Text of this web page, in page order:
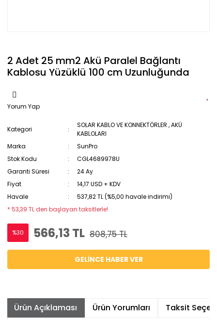
2 Adet 25 mm2 Akü Paralel Bağlantı
Kablosu Yüzüklü 100 cm Uzunluğunda
Yorum Yap
Kategori
SOLAR KABLO VE KONNEKTÖRLER ,AKÜ
KABLOLARI
Marka
SunPro
Stok Kodu
CGL4689978U
Garanti Süresi
24 Ay
Fiyat
14,17 USD + KDV
Havale
537,82 TL (%5,00 havale indirimi)
* 53,39 TL den başlayan taksitlerle!
%30 566,13 TL 808,75 TL
GELİNCE HABER VER
Ürün Açıklaması Ürün Yorumları Taksit